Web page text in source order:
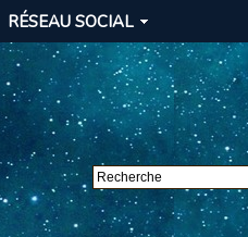
RÉSEAU SOCIAL